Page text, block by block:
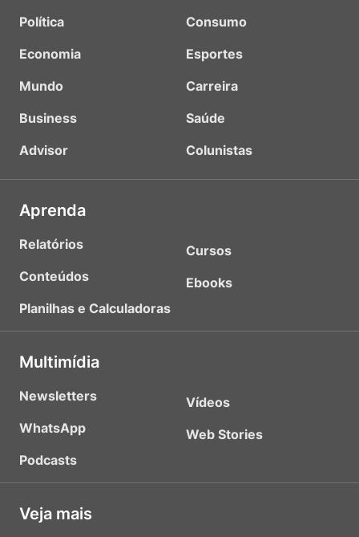
Política
Economia
Mundo
Business
Advisor
Consumo
Esportes
Carreira
Saúde
Colunistas
Aprenda
Relatórios
Conteúdos
Planilhas e Calculadoras
Cursos
Ebooks
Multimídia
Newsletters
WhatsApp
Podcasts
Vídeos
Web Stories
Veja mais